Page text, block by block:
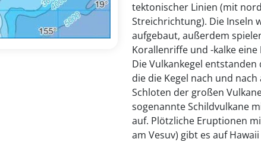
tektonischer Linien (mit
Streichrichtung). Die Inseln
aufgebaut, außerdem
Korallenriffe und -kalke eine
Die Vulkankegel
die die Kegel nach und
Schloten der großen
sogenannte Schildvulkane
auf. Plötzliche Eruptionen
am Vesuv) gibt es auf